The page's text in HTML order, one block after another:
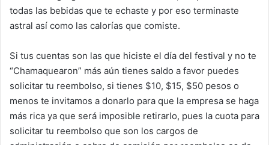
todas las bebidas que te echaste y por eso terminaste
astral así como las calorías que comiste.
Si tus cuentas son las que hiciste el día del festival y no te
“Chamaquearon” más aún tienes saldo a favor puedes
solicitar tu reembolso, si tienes $10, $15, $50 pesos o
menos te invitamos a donarlo para que la empresa se haga
más rica ya que será imposible retirarlo, pues la cuota para
solicitar tu reembolso que son los cargos de